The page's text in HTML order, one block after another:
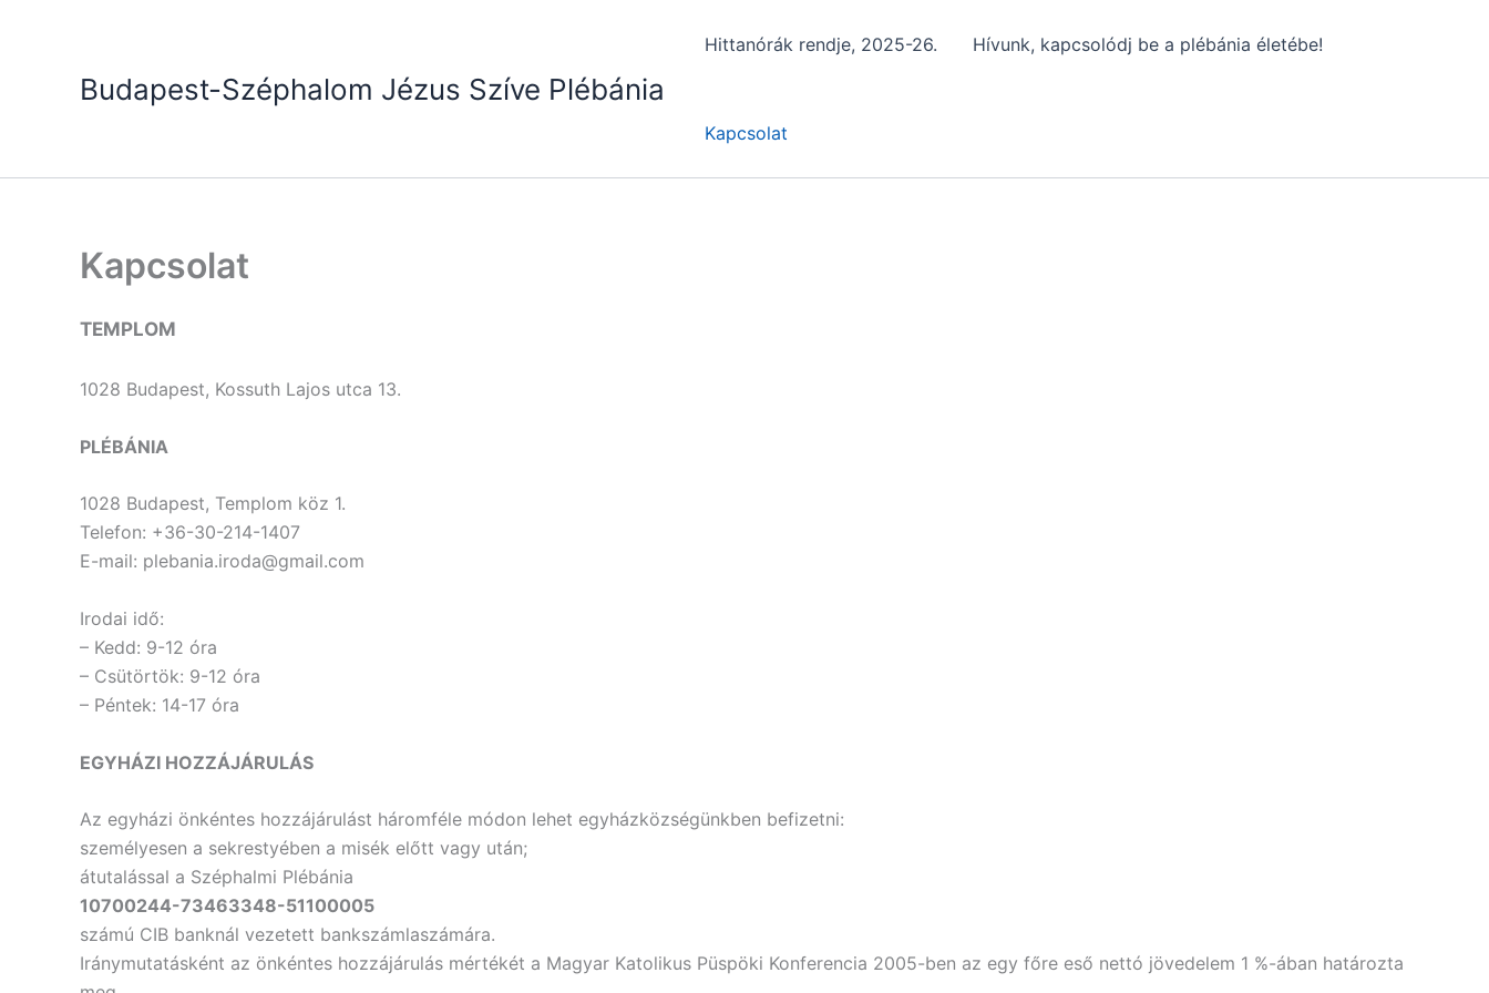
Budapest-Széphalom Jézus Szíve Plébánia
Hittanórák rendje, 2025-26. Hívunk, kapcsolódj be a plébánia életébe!
Kapcsolat
Kapcsolat
TEMPLOM
1028 Budapest, Kossuth Lajos utca 13.
PLÉBÁNIA
1028 Budapest, Templom köz 1.
Telefon: +36-30-214-1407
E-mail: plebania.iroda@gmail.com
Irodai idő:
– Kedd: 9-12 óra
– Csütörtök: 9-12 óra
– Péntek: 14-17 óra
EGYHÁZI HOZZÁJÁRULÁS
Az egyházi önkéntes hozzájárulást háromféle módon lehet egyházközségünkben befizetni:
személyesen a sekrestyében a misék előtt vagy után;
átutalással a Széphalmi Plébánia
10700244-73463348-51100005
számú CIB banknál vezetett bankszámlaszámára.
Iránymutatásként az önkéntes hozzájárulás mértékét a Magyar Katolikus Püspöki Konferencia 2005-ben az egy főre eső nettó jövedelem 1 %-ában határozta